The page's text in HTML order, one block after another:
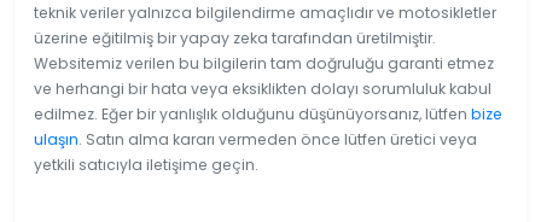
teknik veriler yalnızca bilgilendirme amaçlıdır ve motosikletler
üzerine eğitilmiş bir yapay zeka tarafından üretilmiştir.
Websitemiz verilen bu bilgilerin tam doğruluğu garanti etmez
ve herhangi bir hata veya eksiklikten dolayı sorumluluk kabul
edilmez. Eğer bir yanlışlık olduğunu düşünüyorsanız, lütfen bize
ulaşın. Satın alma kararı vermeden önce lütfen üretici veya
yetkili satıcıyla iletişime geçin.